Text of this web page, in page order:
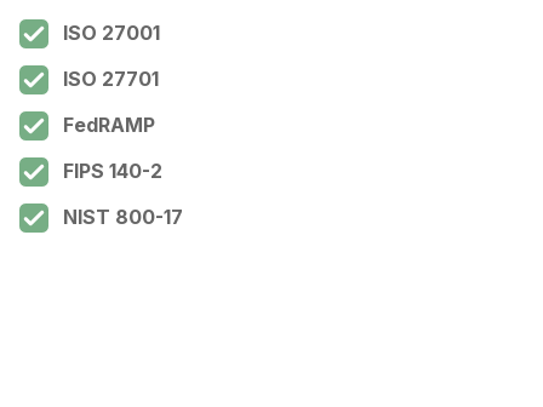
ISO 27001
ISO 27701
FedRAMP
FIPS 140-2
NIST 800-17